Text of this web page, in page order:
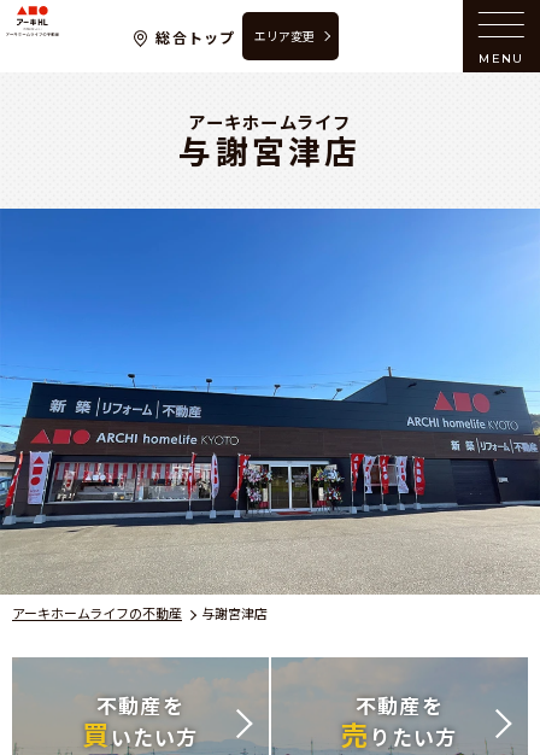
アーキホームライフの不動産
総合トップ エリア変更
MENU
アーキホームライフ
与謝宮津店
アーキホームライフの不動産 与謝宮津店
不動産を
買いたい方
不動産を
売 りたい方